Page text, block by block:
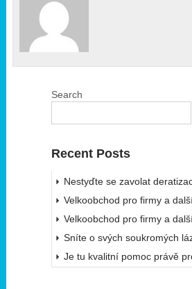
Search
Recent Posts
Nestyďte se zavolat
Velkoobchod pro firmy a
Velkoobchod pro firmy a
Sníte o svých soukromých
Je tu kvalitní pomoc právě